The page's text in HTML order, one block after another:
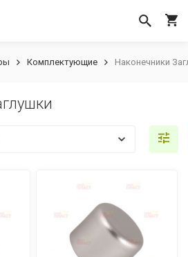
Комплектующие Наконечники